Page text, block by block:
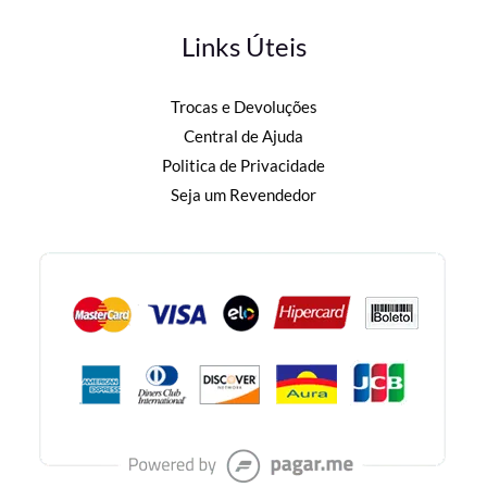
Links Úteis
Trocas e Devoluções
Central de Ajuda
Politica de Privacidade
Seja um Revendedor